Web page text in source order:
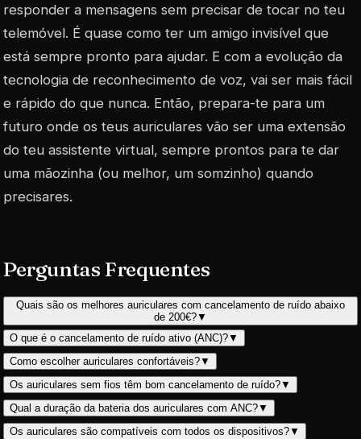
responder a mensagens sem precisar de tocar no teu
telemóvel. É quase como ter um amigo invisível que
está sempre pronto para ajudar. E com a evolução da
tecnologia de reconhecimento de voz, vai ser mais fácil
e rápido do que nunca. Então, prepara-te para um
futuro onde os teus auriculares vão ser uma extensão
do teu assistente virtual, sempre prontos para te dar
uma mãozinha (ou melhor, um somzinho) quando
precisares.
Perguntas Frequentes
Quais são os melhores auriculares com cancelamento de ruído abaixo
de 200€?▼
O que é o cancelamento de ruído ativo (ANC)?▼
Como escolher auriculares confortáveis?▼
Os auriculares sem fios têm bom cancelamento de ruído?▼
Qual a duração da bateria dos auriculares com ANC?▼
Os auriculares são compatíveis com todos os dispositivos?▼